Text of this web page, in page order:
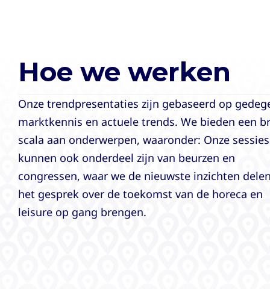
Hoe we werken
Onze trendpresentaties zijn gebaseerd op
marktkennis en actuele trends. We bieden een
scala aan onderwerpen, waaronder: Onze sessies
kunnen ook onderdeel zijn van beurzen en
congressen, waar we de nieuwste inzichten
het gesprek over de toekomst van de horeca en
leisure op gang brengen.